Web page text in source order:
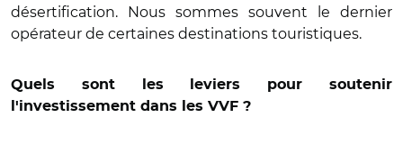
désertification. Nous sommes souvent le dernier
opérateur de certaines destinations touristiques.
Quels sont les leviers pour soutenir
l'investissement dans les VVF ?